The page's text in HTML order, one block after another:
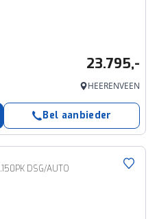
23.795,-
HEERENVEEN
Bel aanbieder
DSG/AUTO